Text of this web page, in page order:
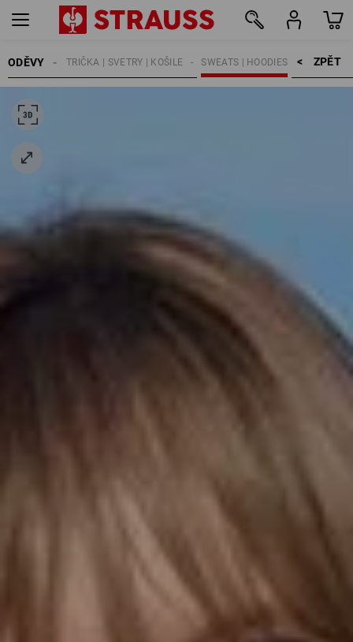
ODĚVY ZPĚT    >
SWEATS | HOODIES
TRIČKA | SVETRY | KOŠILE
ŽENY